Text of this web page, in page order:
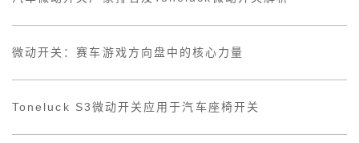
微动开关：赛车游戏方向盘中的核心力量
Toneluck S3微动开关应用于汽车座椅开关